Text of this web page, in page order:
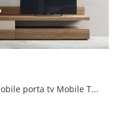
Clicca e ottieni informazioni sul mobile porta tv Mobile TV a terra sm2362 di Maronese: realizzato in melaminico, è il prodotto perfetto per spazi ...